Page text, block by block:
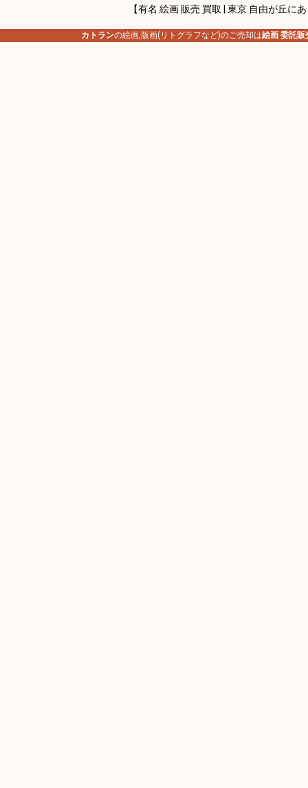
【有名 絵画 販売 買取 | 東京 自由が丘に
カトランの絵画,版画(リトグラフなど)のご売却は絵画 委託販